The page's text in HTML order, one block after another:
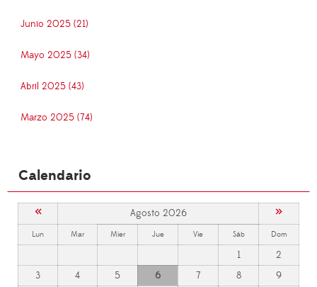
Junio 2025 (21)
Mayo 2025 (34)
Abril 2025 (43)
Marzo 2025 (74)
Calendario
« Agosto 2026 »
Lun Mar Mier Jue Vie Sáb Dom
1
2
3
4 5 6 7 8
9